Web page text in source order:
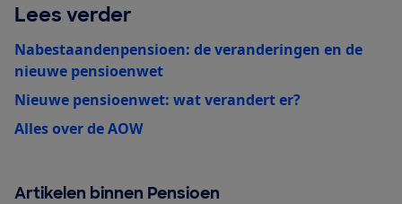
Lees verder
Nabestaandenpensioen: de veranderingen en de
nieuwe pensioenwet
Nieuwe pensioenwet: wat verandert er?
Alles over de AOW
Artikelen binnen Pensioen